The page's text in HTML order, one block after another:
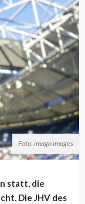
Foto: imago images
statt, die
Die JHV des